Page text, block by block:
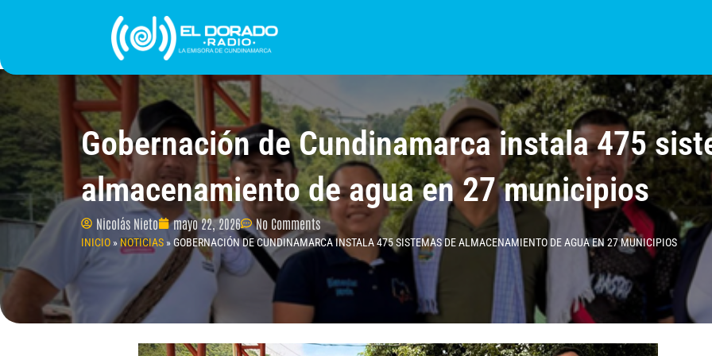
INICIO PROGRAMACIÓN COLOMBIA BOGOTÁ INTERNACIONAL PROVINCIAS
Gobernación de Cundinamarca instala 475
almacenamiento de agua en 27 municipios
Nicolás Nieto mayo 22, 2026 No Comments
INICIO »NOTICIAS »GOBERNACIÓN DE CUNDINAMARCA INSTALA 475 SISTEMAS DE ALMACENAMIENTO DE AGUA EN 27 MUNICIPIOS